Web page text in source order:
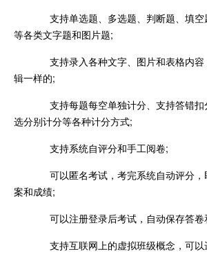
支持单选题、多选题、判断题、填空
等各类文字题和图片题;
支持录入各种文字、图片和表格内容
辑一样的;
支持每题每空单独计分、支持答错扣
选分别计分等各种计分方式;
支持系统自评分和手工阅卷;
可以匿名考试，考完系统自动评分，
案和成绩;
可以注册登录后考试，自动保存答卷
支持互联网上的虚拟班级概念，可以